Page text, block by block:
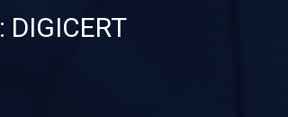
DIGICERT